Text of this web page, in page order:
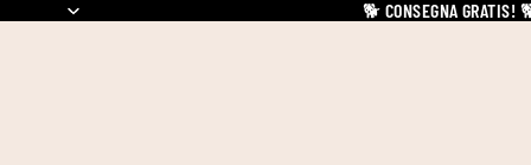
🐕 CONSEGNA GRATIS!